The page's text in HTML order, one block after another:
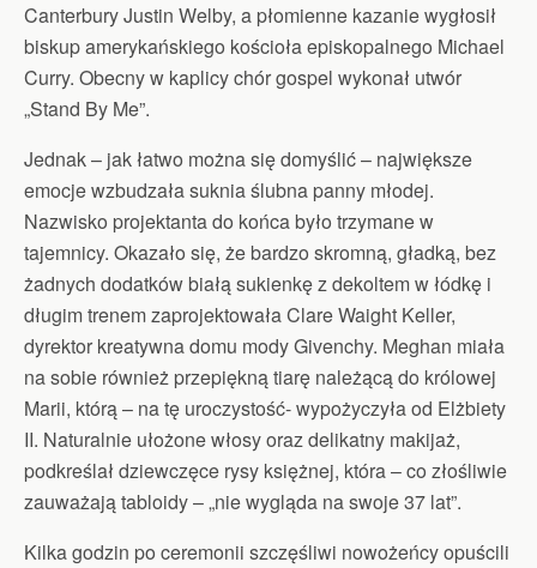
Canterbury Justin Welby, a płomienne kazanie wygłosił
biskup amerykańskiego kościoła episkopalnego Michael
Curry. Obecny w kaplicy chór gospel wykonał utwór
„Stand By Me”.
Jednak – jak łatwo można się domyślić – największe
emocje wzbudzała suknia ślubna panny młodej.
Nazwisko projektanta do końca było trzymane w
tajemnicy. Okazało się, że bardzo skromną, gładką, bez
żadnych dodatków białą sukienkę z dekoltem w łódkę i
długim trenem zaprojektowała Clare Waight Keller,
dyrektor kreatywna domu mody Givenchy. Meghan miała
na sobie również przepiękną tiarę należącą do królowej
Marii, którą – na tę uroczystość- wypożyczyła od Elżbiety
II. Naturalnie ułożone włosy oraz delikatny makijaż,
podkreślał dziewczęce rysy księżnej, która – co złośliwie
zauważają tabloidy – „nie wygląda na swoje 37 lat”.
Kilka godzin po ceremonii szczęśliwi nowożeńcy opuścili